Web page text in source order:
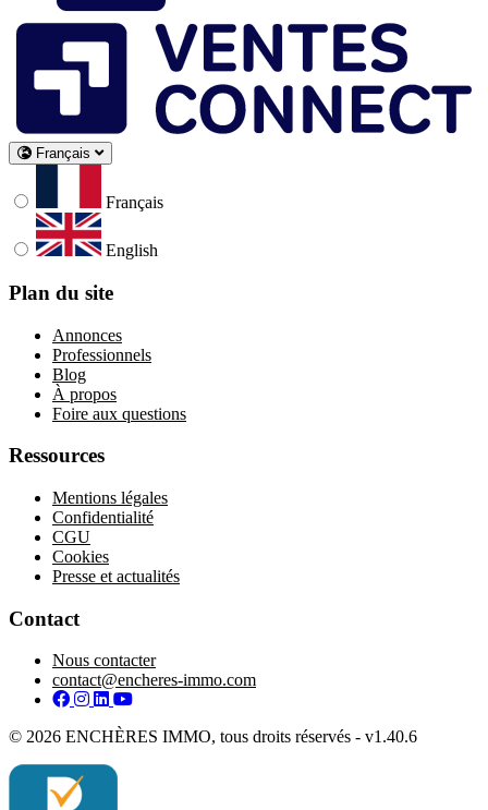
Français
Français
English
Plan du site
Annonces
Professionnels
Blog
À propos
Foire aux questions
Ressources
Mentions légales
Confidentialité
CGU
Cookies
Presse et actualités
Contact
Nous contacter
contact@encheres-immo.com
Facebook
Instagram
LinkedIn
YouTube
© 2026 ENCHÈRES IMMO, tous droits réservés - v1.40.6